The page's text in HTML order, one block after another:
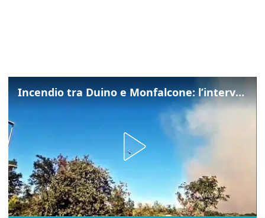
Incendio tra Duino e Monfalcone: l’intervento dei vigili del fuoco